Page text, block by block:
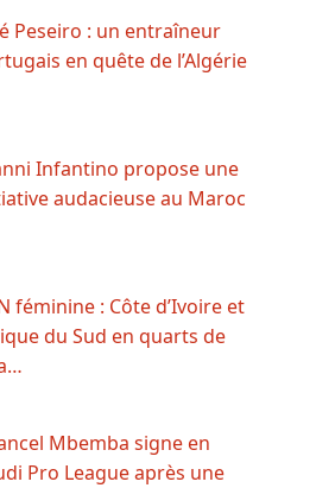
Peseiro : un entraîneur
en quête de l’Algérie
Infantino propose une
audacieuse au Maroc
féminine : Côte d’Ivoire et
du Sud en quarts de
Mbemba signe en
Pro League après une